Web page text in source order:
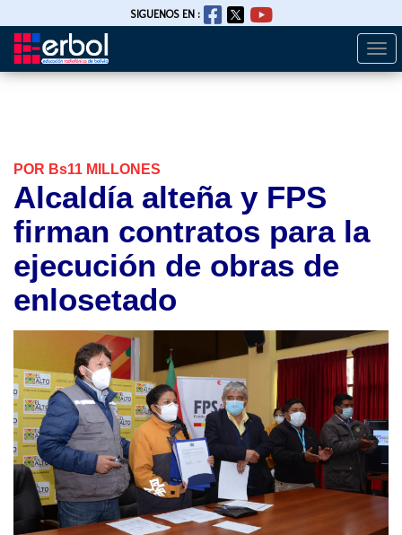
Pasar
SIGUENOS EN :
POR Bs11 MILLONES
Alcaldía alteña y FPS
firman contratos para la
ejecución de obras de
enlosetado